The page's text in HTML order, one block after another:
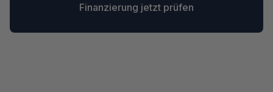
Finanzierung jetzt prüfen